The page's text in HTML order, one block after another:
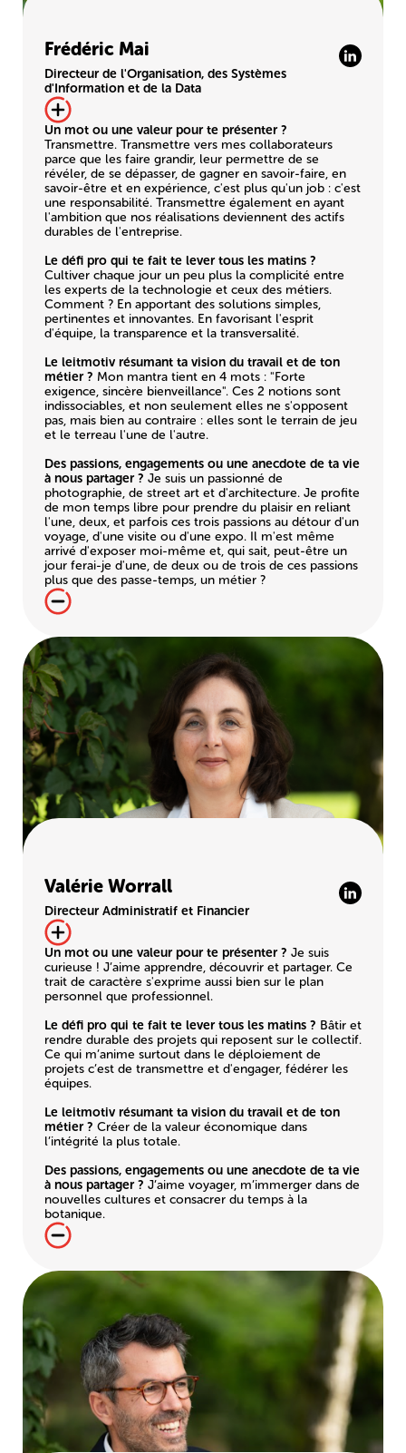
Frédéric Mai
Directeur de l'Organisation, des Systèmes
d'Information et de la Data
Un mot ou une valeur pour te présenter ?
Transmettre. Transmettre vers mes collaborateurs
parce que les faire grandir, leur permettre de se
révéler, de se dépasser, de gagner en savoir-faire, en
savoir-être et en expérience, c'est plus qu'un job : c'est
une responsabilité. Transmettre également en ayant
l'ambition que nos réalisations deviennent des actifs
durables de l'entreprise.
Le défi pro qui te fait te lever tous les matins ?
Cultiver chaque jour un peu plus la complicité entre
les experts de la technologie et ceux des métiers.
Comment ? En apportant des solutions simples,
pertinentes et innovantes. En favorisant l'esprit
d'équipe, la transparence et la transversalité.
Le leitmotiv résumant ta vision du travail et de ton
métier ? Mon mantra tient en 4 mots : "Forte
exigence, sincère bienveillance". Ces 2 notions sont
indissociables, et non seulement elles ne s'opposent
pas, mais bien au contraire : elles sont le terrain de jeu
et le terreau l'une de l'autre.
Des passions, engagements ou une anecdote de ta vie
à nous partager ? Je suis un passionné de
photographie, de street art et d'architecture. Je profite
de mon temps libre pour prendre du plaisir en reliant
l'une, deux, et parfois ces trois passions au détour d'un
voyage, d'une visite ou d'une expo. Il m'est même
arrivé d'exposer moi-même et, qui sait, peut-être un
jour ferai-je d'une, de deux ou de trois de ces passions
plus que des passe-temps, un métier ?
Valérie Worrall
Directeur Administratif et Financier
Un mot ou une valeur pour te présenter ? Je suis
curieuse ! J’aime apprendre, découvrir et partager. Ce
trait de caractère s'exprime aussi bien sur le plan
personnel que professionnel.
Le défi pro qui te fait te lever tous les matins ? Bâtir et
rendre durable des projets qui reposent sur le collectif.
Ce qui m’anime surtout dans le déploiement de
projets c’est de transmettre et d'engager, fédérer les
équipes.
Le leitmotiv résumant ta vision du travail et de ton
métier ? Créer de la valeur économique dans
l’intégrité la plus totale.
Des passions, engagements ou une anecdote de ta vie
à nous partager ? J’aime voyager, m’immerger dans de
nouvelles cultures et consacrer du temps à la
botanique.